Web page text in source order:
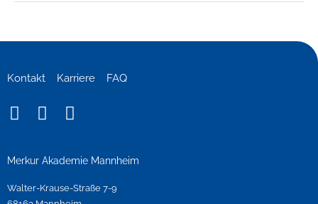
Kontakt Karriere FAQ
I
n
t
a
g
F
a
e
b
o
Y
o
t
u
b
Merkur Akademie Mannheim
Walter-Krause-Straße 7-9